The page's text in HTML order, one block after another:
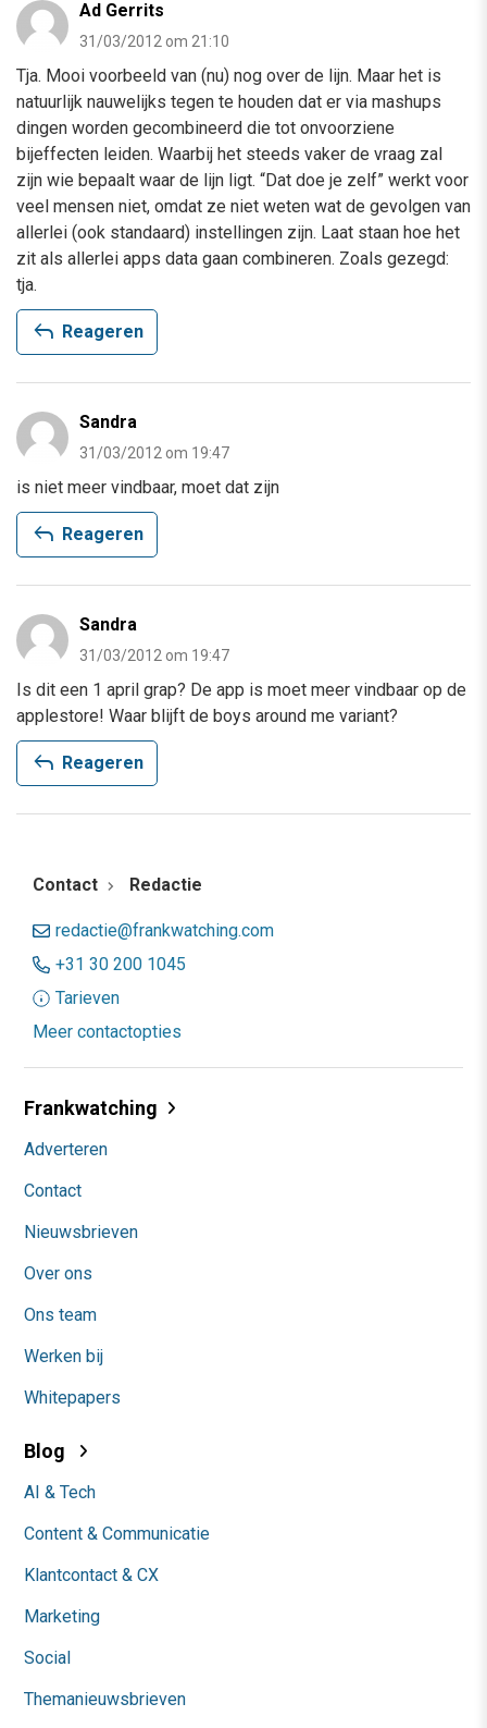
Ad Gerrits
31/03/2012 om 21:10
Tja. Mooi voorbeeld van (nu) nog over de lijn. Maar het is
natuurlijk nauwelijks tegen te houden dat er via mashups
dingen worden gecombineerd die tot onvoorziene
bijeffecten leiden. Waarbij het steeds vaker de vraag zal
zijn wie bepaalt waar de lijn ligt. “Dat doe je zelf” werkt voor
veel mensen niet, omdat ze niet weten wat de gevolgen van
allerlei (ook standaard) instellingen zijn. Laat staan hoe het
zit als allerlei apps data gaan combineren. Zoals gezegd:
tja.
reply Reageren
Sandra
31/03/2012 om 19:47
is niet meer vindbaar, moet dat zijn
reply Reageren
Sandra
31/03/2012 om 19:47
Is dit een 1 april grap? De app is moet meer vindbaar op de
applestore! Waar blijft de boys around me variant?
reply Reageren
Contact Redactie
redactie@frankwatching.com
+31 30 200 1045
Tarieven
Meer contactopties
Frankwatching
Adverteren
Contact
Nieuwsbrieven
Over ons
Ons team
Werken bij
Whitepapers
Blog
AI & Tech
Content & Communicatie
Klantcontact & CX
Marketing
Social
Themanieuwsbrieven